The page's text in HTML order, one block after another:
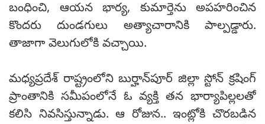
బంధించి, ఆయన భార్య, కుమార్తెను అపహరించిన
కొందరు దుండగులు అత్యాచారానికి పాల్పడ్డారు.
తాజాగా వెలుగులోకి వచ్చాయి.
మధ్యప్రదేశ్‌ రాష్ట్రంలోని బుర్హాన్‌పూర్ జిల్లా స్టోన్ క్రషింగ్
ప్రాంతానికి సమీపంలోనే ఓ వ్యక్తి తన భార్యాపిల్లలతో
కలిసి నివసిస్తున్నాడు. ఆ రోజున.. ఇంట్లోకి చొరబడిన